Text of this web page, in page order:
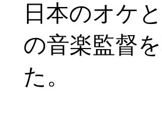
日本のオケ
の音楽監督
た。